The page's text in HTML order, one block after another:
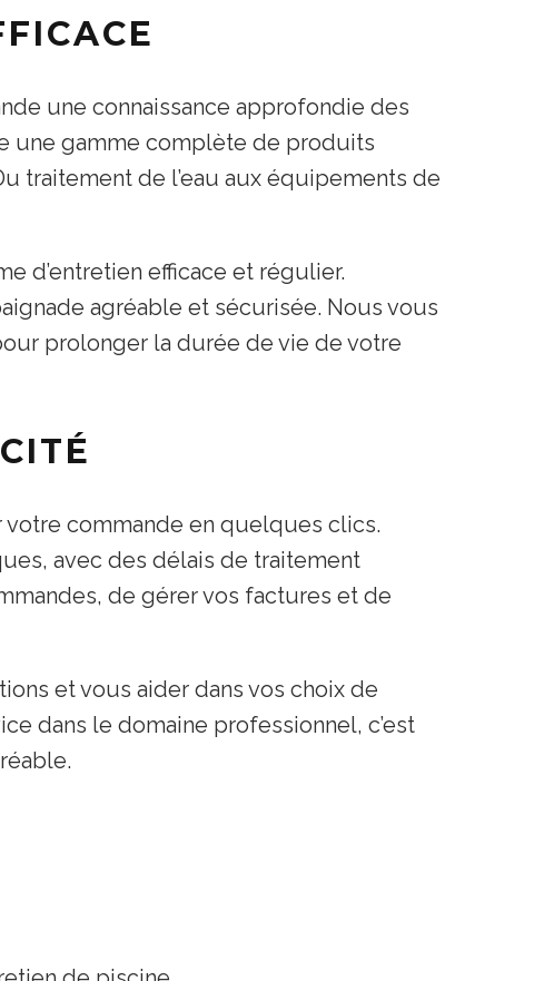
une connaissance approfondie des
une gamme complète de produits
traitement de l’eau aux équipements de
d’entretien efficace et régulier.
agréable et sécurisée. Nous vous
prolonger la durée de vie de votre
commande en quelques clics.
avec des délais de traitement
de gérer vos factures et de
et vous aider dans vos choix de
dans le domaine professionnel, c’est